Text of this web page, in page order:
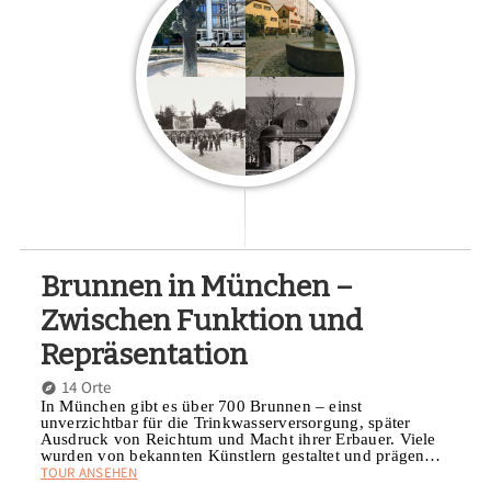
Brunnen in München –
Zwischen Funktion und
Repräsentation
14 Orte
In München gibt es über 700 Brunnen – einst
unverzichtbar für die Trinkwasserversorgung, später
Ausdruck von Reichtum und Macht ihrer Erbauer. Viele
wurden von bekannten Künstlern gestaltet und prägen…
TOUR ANSEHEN